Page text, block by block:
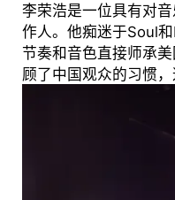
李荣浩是一位具有对
作人。他痴迷于Soul
节奏和音色直接师承
顾了中国观众的习惯，